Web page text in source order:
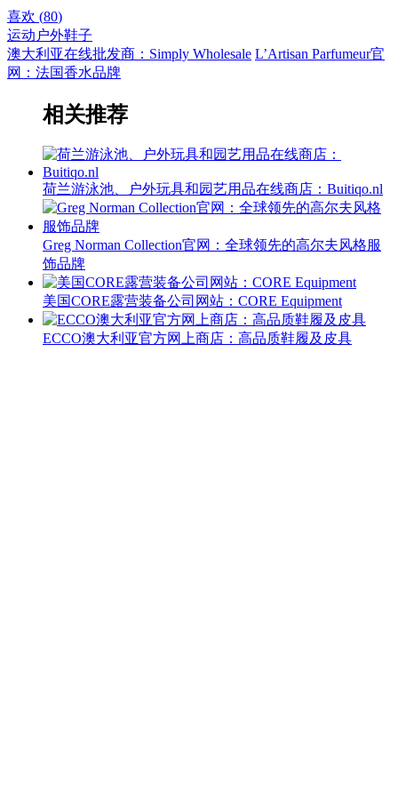
喜欢 (80)
运动户外鞋子
澳大利亚在线批发商：Simply Wholesale L’Artisan Parfumeur官
网：法国香水品牌
相关推荐
荷兰游泳池、户外玩具和园艺用品在线商店：Buitiqo.nl
Greg Norman Collection官网：全球领先的高尔夫风格服
饰品牌
美国CORE露营装备公司网站：CORE Equipment
ECCO澳大利亚官方网上商店：高品质鞋履及皮具